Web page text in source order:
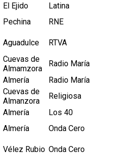
El Ejido
Latina
Pechina RNE
Aguadulce RTVA
Cuevas de
Almamzora
Radio María
Almería
Radio María
Cuevas de
Almanzora
Religiosa
Almería
Los 40
Almería
Onda Cero
Vélez Rubio Onda Cero